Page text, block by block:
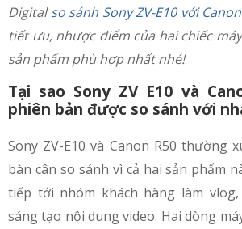
Digitalso sánh Sony ZV-E10 với
tiết ưu, nhược điểm của hai chiếc
sản phẩm phù hợp nhất nhé!
Tại sao Sony ZV E10 và
phiên bản được so sánh với
Sony ZV-E10 và Canon R50 thường
bàn cân so sánh vì cả hai sản phẩm
tiếp tới nhóm khách hàng làm
sáng tạo nội dung video. Hai dòng